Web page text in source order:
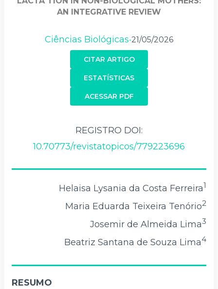
AN INTEGRATIVE REVIEW
Ciências Biológicas•21/05/2026
CITAR ARTIGO
ACESSAR PDF
ESTATÍSTICAS
REGISTRO DOI:
10.70773/revistatopicos/779223696
Helaisa Lysania da Costa Ferreira1
Maria Eduarda Teixeira Tenório2
Josemir de Almeida Lima3
Beatriz Santana de Souza Lima4
RESUMO